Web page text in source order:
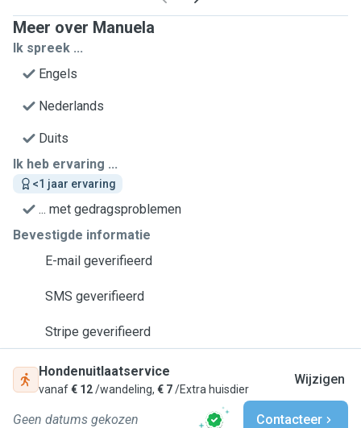
Meer over Manuela
Ik spreek ...
Engels
Nederlands
Duits
Ik heb ervaring ...
<1 jaar ervaring
... met gedragsproblemen
Bevestigde informatie
E-mail geverifieerd
SMS geverifieerd
Stripe geverifieerd
Hondenuitlaatservice
vanaf€ 12/wandeling, € 7/Extra huisdier
Wijzigen
Geen datums gekozen Contacteer